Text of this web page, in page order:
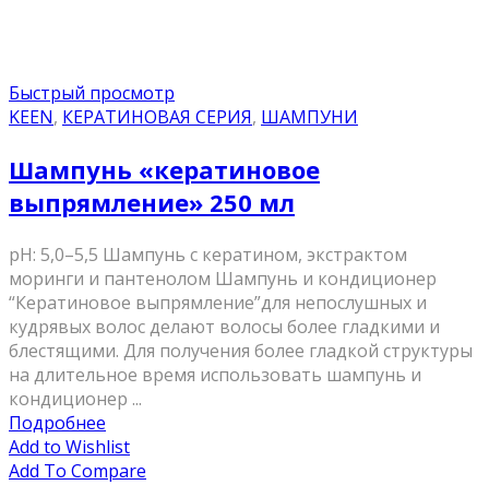
Быстрый просмотр
KEEN, КЕРАТИНОВАЯ СЕРИЯ, ШАМПУНИ
Шампунь «кератиновое
выпрямление» 250 мл
pH: 5,0–5,5 Шампунь с кератином, экстрактом
моринги и пантенолом Шампунь и кондиционер
“Кератиновое выпрямление”для непослушных и
кудрявых волос делают волосы более гладкими и
блестящими. Для получения более гладкой структуры
на длительное время использовать шампунь и
кондиционер ...
Подробнее
Add to Wishlist
Add To Compare